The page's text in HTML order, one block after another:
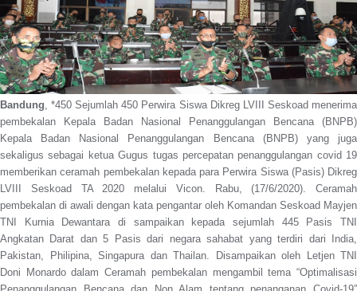
Bandung , *450 Sejumlah 450 Perwira Siswa Dikreg LVIII Seskoad menerima
pembekalan Kepala Badan Nasional Penanggulangan Bencana (BNPB)
Kepala Badan Nasional Penanggulangan Bencana (BNPB) yang juga
sekaligus sebagai ketua Gugus tugas percepatan penanggulangan covid 19
memberikan ceramah pembekalan kepada para Perwira Siswa (Pasis) Dikreg
LVIII Seskoad TA 2020 melalui Vicon. Rabu, (17/6/2020). Ceramah
pembekalan di awali dengan kata pengantar oleh Komandan Seskoad Mayjen
TNI Kurnia Dewantara di sampaikan kepada sejumlah 445 Pasis TNI
Angkatan Darat dan 5 Pasis dari negara sahabat yang terdiri dari India,
Pakistan, Philipina, Singapura dan Thailan. Disampaikan oleh Letjen TNI
Doni Monardo dalam Ceramah pembekalan mengambil tema “Optimalisasi